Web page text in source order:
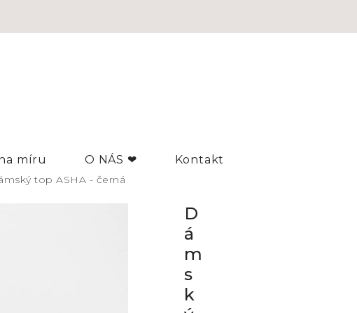
míru O NÁS ❤ Kontakt
top ASHA - černá
D
á
m
s
k